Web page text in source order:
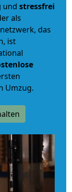
und stressfrei
als
das
ist
Umzug.